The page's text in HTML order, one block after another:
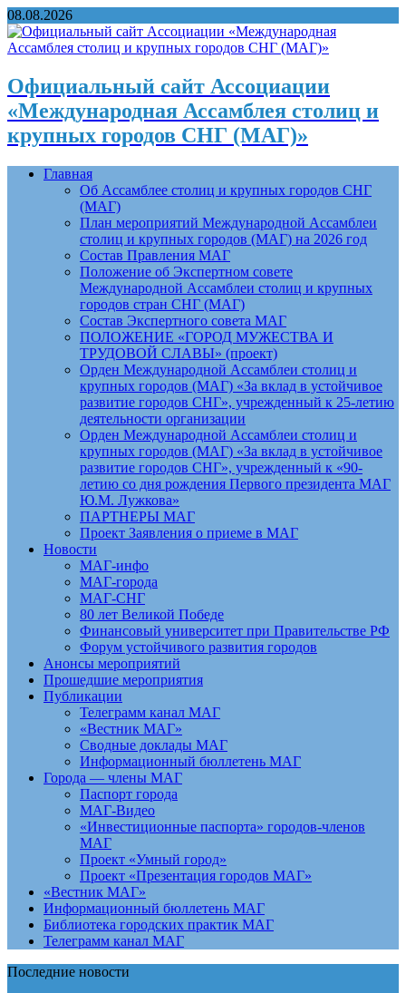
08.08.2026
Официальный сайт Ассоциации
«Международная Ассамблея столиц и
крупных городов СНГ (МАГ)»
Главная
Об Ассамблее столиц и крупных городов СНГ
(МАГ)
План мероприятий Международной Ассамблеи
столиц и крупных городов (МАГ) на 2026 год
Состав Правления МАГ
Положение об Экспертном совете
Международной Ассамблеи столиц и крупных
городов стран СНГ (МАГ)
Состав Экспертного совета МАГ
ПОЛОЖЕНИЕ «ГОРОД МУЖЕСТВА И
ТРУДОВОЙ СЛАВЫ» (проект)
Орден Международной Ассамблеи столиц и
крупных городов (МАГ) «За вклад в устойчивое
развитие городов СНГ», учрежденный к 25-летию
деятельности организации
Орден Международной Ассамблеи столиц и
крупных городов (МАГ) «За вклад в устойчивое
развитие городов СНГ», учрежденный к «90-
летию со дня рождения Первого президента МАГ
Ю.М. Лужкова»
ПАРТНЕРЫ МАГ
Проект Заявления о приеме в МАГ
Новости
МАГ-инфо
МАГ-города
МАГ-СНГ
80 лет Великой Победе
Финансовый университет при Правительстве РФ
Форум устойчивого развития городов
Анонсы мероприятий
Прошедшие мероприятия
Публикации
Телеграмм канал МАГ
«Вестник МАГ»
Сводные доклады МАГ
Информационный бюллетень МАГ
Города — члены МАГ
Паспорт города
МАГ-Видео
«Инвестиционные паспорта» городов-членов
МАГ
Проект «Умный город»
Проект «Презентация городов МАГ»
«Вестник МАГ»
Информационный бюллетень МАГ
Библиотека городских практик МАГ
Телеграмм канал МАГ
Последние новости